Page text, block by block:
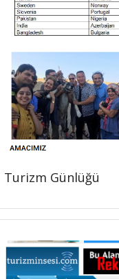
Turizm Günlüğü